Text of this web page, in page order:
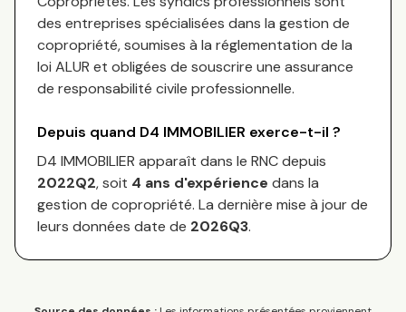
des entreprises spécialisées dans la gestion de
copropriété, soumises à la réglementation de la
loi ALUR et obligées de souscrire une assurance
de responsabilité civile professionnelle.
Depuis quand D4 IMMOBILIER exerce-t-il ?
D4 IMMOBILIER apparaît dans le RNC depuis
2022Q2, soit 4 ans d'expérience dans la
gestion de copropriété. La dernière mise à jour de
leurs données date de 2026Q3.